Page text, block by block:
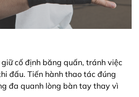
cố định băng quấn, tránh việc
đấu. Tiến hành thao tác đúng
đa quanh lòng bàn tay thay vì